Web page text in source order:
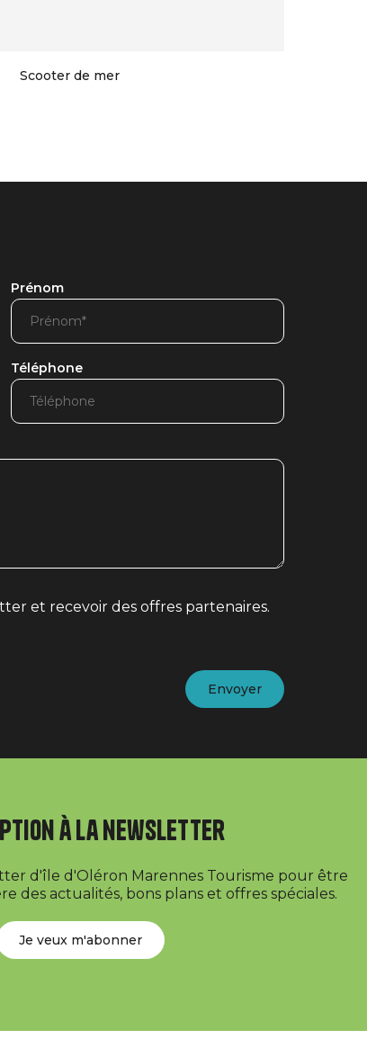
Scooter de mer
Prénom
Téléphone
et recevoir des offres partenaires.
à la newsletter
d'île d'Oléron Marennes Tourisme pour être
des actualités, bons plans et offres spéciales.
Je veux m'abonner